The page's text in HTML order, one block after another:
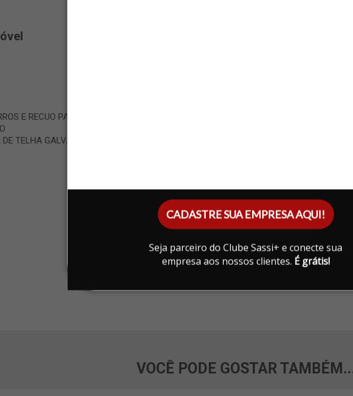
CADASTRE SUA EMPRESA AQUI!
Seja parceiro do Clube Sassi+ e conecte sua
empresa aos nossos clientes. É grátis!
E RECUO PARA 4 CARROS
TELHA GALVANIZADA
VOCÊ PODE GOSTAR